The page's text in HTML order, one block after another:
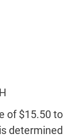
of $15.50 to
determined